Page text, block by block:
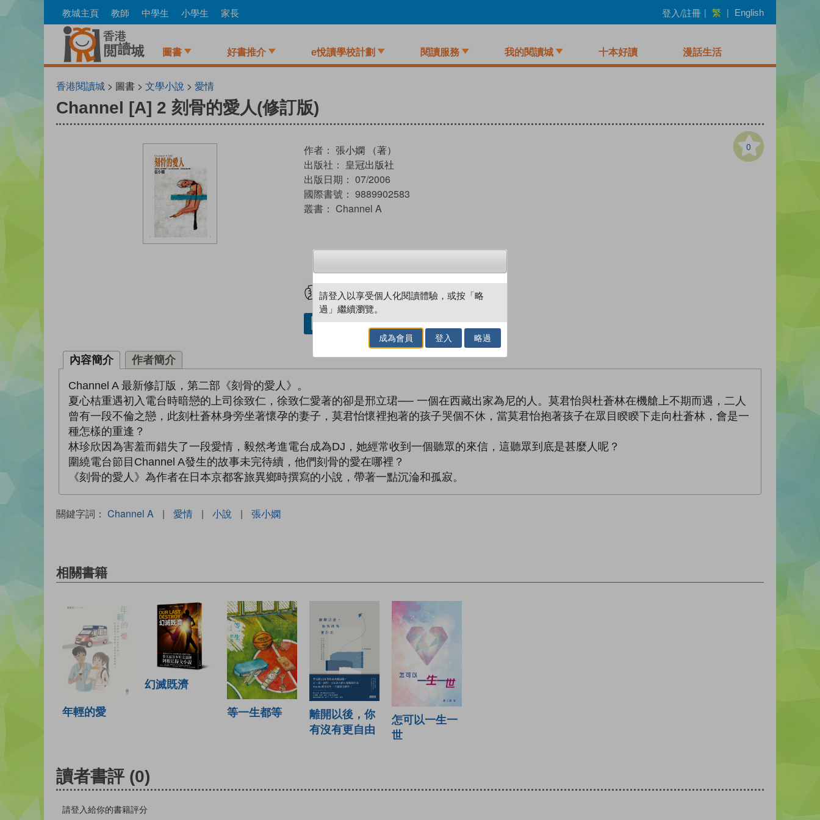
to
教城主頁 教師 中學生 小學生 家長 登入/註冊 | 繁 | English
圖書 好書推介 e悅讀學校計劃 閱讀服務 我的閱讀城 十本好讀 漫話生活
香港閱讀城 > 圖書 > 文學小說 > 愛情
Channel [A] 2 刻骨的愛人(修訂版)
0
作者： 張小嫻 （著）
出版社： 皇冠出版社
出版日期： 07/2006
國際書號： 9889902583
叢書： Channel A
試閲 加入閱讀紀錄
借閱實體書
內容簡介 作者簡介
Channel A 最新修訂版，第二部《刻骨的愛人》。
夏心桔重遇初入電台時暗戀的上司徐致仁，徐致仁愛著的卻是邢立珺── 一個在西藏出家為尼的人。莫君怡與杜蒼林在機艙上不期而遇，二人
曾有一段不倫之戀，此刻杜蒼林身旁坐著懷孕的妻子，莫君怡懷裡抱著的孩子哭個不休，當莫君怡抱著孩子在眾目睽睽下走向杜蒼林，會是一
種怎樣的重逢？
林珍欣因為害羞而錯失了一段愛情，毅然考進電台成為DJ，她經常收到一個聽眾的來信，這聽眾到底是甚麼人呢？
圍繞電台節目Channel A發生的故事未完待續，他們刻骨的愛在哪裡？
《刻骨的愛人》為作者在日本京都客旅異鄉時撰寫的小說，帶著一點沉淪和孤寂。
關鍵字詞： Channel A | 愛情 | 小說 | 張小嫻
相關書籍
年輕的愛
幻滅既濟
等一生都等
離開以後，你
有沒有更自由
怎可以一生一
世
讀者書評 (0)
請登入給你的書籍評分
請登入以享受個人化閱讀體驗，或按「略
過」繼續瀏覽。
成為會員 登入 略過